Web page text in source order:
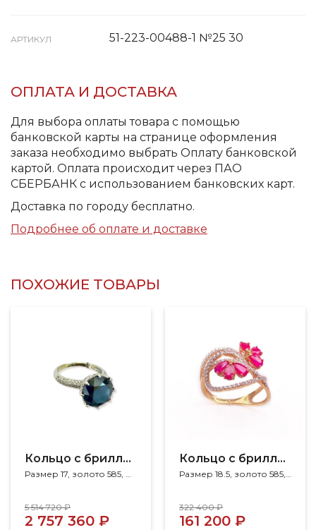
АРТИКУЛ 51-223-00488-1 №25 30
ОПЛАТА И ДОСТАВКА
Для выбора оплаты товара с помощью
банковской карты на странице оформления
заказа необходимо выбрать Оплату банковской
картой. Оплата происходит через ПАО
СБЕРБАНК с использованием банковских карт.
Доставка по городу бесплатно.
Подробнее об оплате и доставке
ПОХОЖИЕ ТОВАРЫ
Кольцо c бриллиантами
Размер 17, золото 585, бриллиант
5 514 720 ₽
2 757 360 ₽
Кольцо с бриллиантом
Размер 18.5, золото 585, бриллиант, рубин
322 400 ₽
161 200 ₽